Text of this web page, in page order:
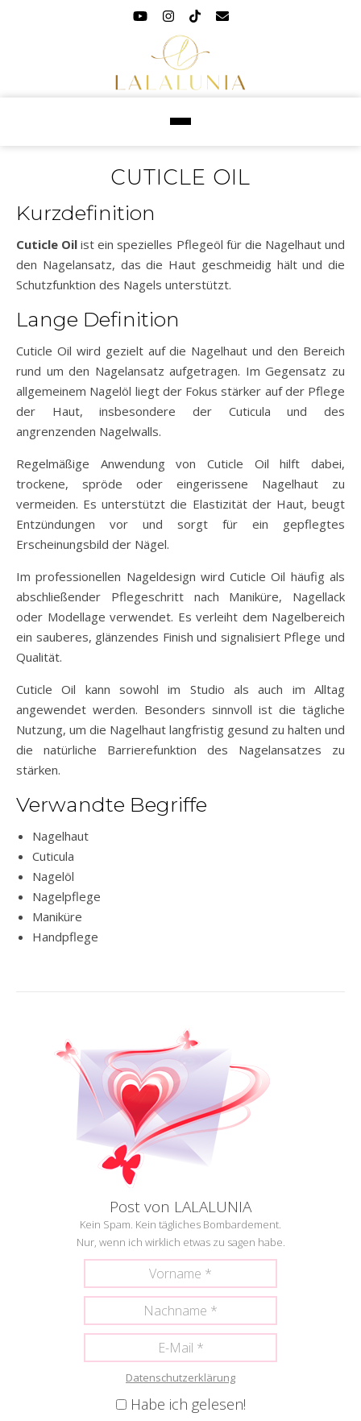
CUTICLE OIL
Kurzdefinition
Cuticle Oil ist ein spezielles Pflegeöl für die Nagelhaut und
den Nagelansatz, das die Haut geschmeidig hält und die
Schutzfunktion des Nagels unterstützt.
Lange Definition
Cuticle Oil wird gezielt auf die Nagelhaut und den Bereich
rund um den Nagelansatz aufgetragen. Im Gegensatz zu
allgemeinem Nagelöl liegt der Fokus stärker auf der Pflege
der Haut, insbesondere der Cuticula und des
angrenzenden Nagelwalls.
Regelmäßige Anwendung von Cuticle Oil hilft dabei,
trockene, spröde oder eingerissene Nagelhaut zu
vermeiden. Es unterstützt die Elastizität der Haut, beugt
Entzündungen vor und sorgt für ein gepflegtes
Erscheinungsbild der Nägel.
Im professionellen Nageldesign wird Cuticle Oil häufig als
abschließender Pflegeschritt nach Maniküre, Nagellack
oder Modellage verwendet. Es verleiht dem Nagelbereich
ein sauberes, glänzendes Finish und signalisiert Pflege und
Qualität.
Cuticle Oil kann sowohl im Studio als auch im Alltag
angewendet werden. Besonders sinnvoll ist die tägliche
Nutzung, um die Nagelhaut langfristig gesund zu halten und
die natürliche Barrierefunktion des Nagelansatzes zu
stärken.
Verwandte Begriffe
Nagelhaut
Cuticula
Nagelöl
Nagelpflege
Maniküre
Handpflege
Post von LALALUNIA
Kein Spam. Kein tägliches Bombardement.
Nur, wenn ich wirklich etwas zu sagen habe.
Datenschutzerklärung
Habe ich gelesen!